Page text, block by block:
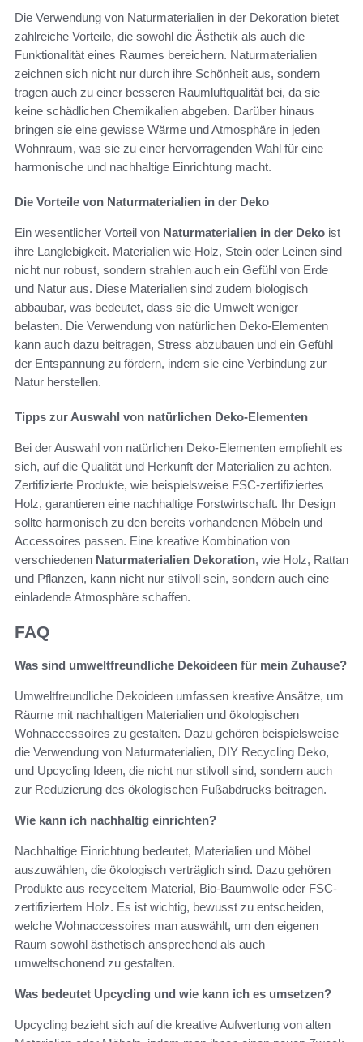
Die Verwendung von Naturmaterialien in der Dekoration bietet
zahlreiche Vorteile, die sowohl die Ästhetik als auch die
Funktionalität eines Raumes bereichern. Naturmaterialien
zeichnen sich nicht nur durch ihre Schönheit aus, sondern
tragen auch zu einer besseren Raumluftqualität bei, da sie
keine schädlichen Chemikalien abgeben. Darüber hinaus
bringen sie eine gewisse Wärme und Atmosphäre in jeden
Wohnraum, was sie zu einer hervorragenden Wahl für eine
harmonische und nachhaltige Einrichtung macht.
Die Vorteile von Naturmaterialien in der Deko
Ein wesentlicher Vorteil von Naturmaterialien in der Deko ist
ihre Langlebigkeit. Materialien wie Holz, Stein oder Leinen sind
nicht nur robust, sondern strahlen auch ein Gefühl von Erde
und Natur aus. Diese Materialien sind zudem biologisch
abbaubar, was bedeutet, dass sie die Umwelt weniger
belasten. Die Verwendung von natürlichen Deko-Elementen
kann auch dazu beitragen, Stress abzubauen und ein Gefühl
der Entspannung zu fördern, indem sie eine Verbindung zur
Natur herstellen.
Tipps zur Auswahl von natürlichen Deko-Elementen
Bei der Auswahl von natürlichen Deko-Elementen empfiehlt es
sich, auf die Qualität und Herkunft der Materialien zu achten.
Zertifizierte Produkte, wie beispielsweise FSC-zertifiziertes
Holz, garantieren eine nachhaltige Forstwirtschaft. Ihr Design
sollte harmonisch zu den bereits vorhandenen Möbeln und
Accessoires passen. Eine kreative Kombination von
verschiedenen Naturmaterialien Dekoration, wie Holz, Rattan
und Pflanzen, kann nicht nur stilvoll sein, sondern auch eine
einladende Atmosphäre schaffen.
FAQ
Was sind umweltfreundliche Dekoideen für mein Zuhause?
Umweltfreundliche Dekoideen umfassen kreative Ansätze, um
Räume mit nachhaltigen Materialien und ökologischen
Wohnaccessoires zu gestalten. Dazu gehören beispielsweise
die Verwendung von Naturmaterialien, DIY Recycling Deko,
und Upcycling Ideen, die nicht nur stilvoll sind, sondern auch
zur Reduzierung des ökologischen Fußabdrucks beitragen.
Wie kann ich nachhaltig einrichten?
Nachhaltige Einrichtung bedeutet, Materialien und Möbel
auszuwählen, die ökologisch verträglich sind. Dazu gehören
Produkte aus recyceltem Material, Bio-Baumwolle oder FSC-
zertifiziertem Holz. Es ist wichtig, bewusst zu entscheiden,
welche Wohnaccessoires man auswählt, um den eigenen
Raum sowohl ästhetisch ansprechend als auch
umweltschonend zu gestalten.
Was bedeutet Upcycling und wie kann ich es umsetzen?
Upcycling bezieht sich auf die kreative Aufwertung von alten